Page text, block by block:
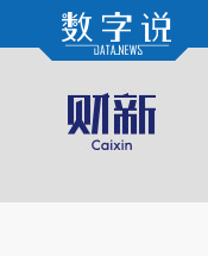
头增加这段话：本文由第三